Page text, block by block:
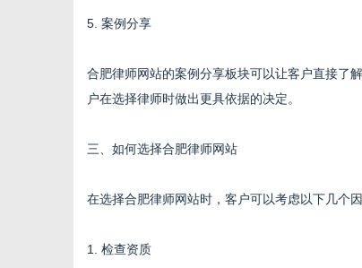
5. 案例分享
合肥律师网站的案例分享板块可以让客户直接了
户在选择律师时做出更具依据的决定。
三、如何选择合肥律师网站
在选择合肥律师网站时，客户可以考虑以下几个
1. 检查资质